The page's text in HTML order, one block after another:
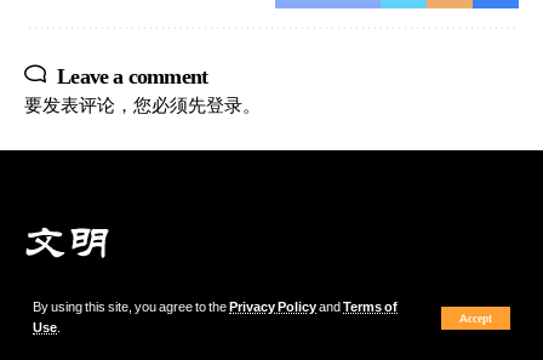
By using this site, you agree to thePrivacy PolicyandTerms of
Use.
Accept
Leave a comment
要发表评论，您必须先登录。
© 2023 Copyright Tictoc.cn. All Rights reserved.本站文章原创，欢迎跟帖。转载需